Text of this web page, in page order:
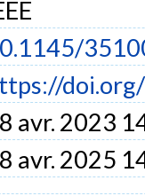
avr. 2023
avr. 2025